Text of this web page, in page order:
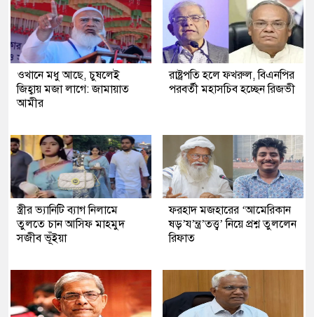
ওখানে মধু আছে, চুষলেই
জিহ্বায় মজা লাগে: জামায়াত
আমীর
রাষ্ট্রপতি হলে ফখরুল, বিএনপির
পরবর্তী মহাসচিব হচ্ছেন রিজভী
স্ত্রীর ভ্যানিটি ব্যাগ নিলামে
তুলতে চান আসিফ মাহমুদ
সজীব ভূঁইয়া
ফরহাদ মজহারের ‘আমেরিকান
ষড়’য’ন্ত্র’তত্ত্ব’ নিয়ে প্রশ্ন তুললেন
রিফাত